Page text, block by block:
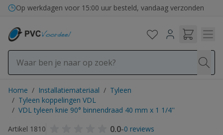
Ga naar de inhoud
Op werkdagen voor 15:00 uur besteld, vandaag verzonden
Home / Installatiemateriaal / Tyleen
/ Tyleen koppelingen VDL
/ VDL tyleen knie 90° binnendraad 40 mm x 1 1/4''
Artikel 1810
0.0-0 reviews